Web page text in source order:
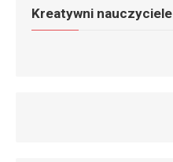
Kreatywni nauczyciele